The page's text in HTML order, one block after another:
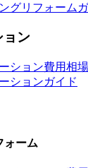
グリフォーム
ョン
ション費用相場
ションガイド
ォーム